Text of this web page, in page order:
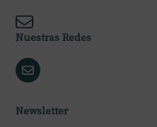
Nuestras Redes
Newsletter